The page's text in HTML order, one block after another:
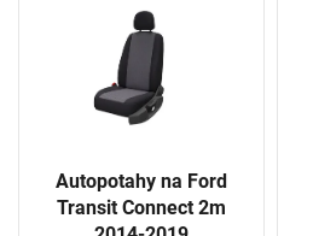
Autopotahy na Ford
Transit Connect 2m